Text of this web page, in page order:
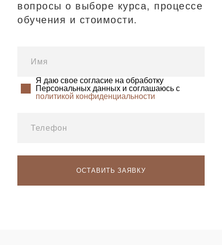
вопросы о выборе курса, процессе
обучения и стоимости.
Я даю свое согласие на обработку
Персональных данных и соглашаюсь с
политикой конфиденциальности